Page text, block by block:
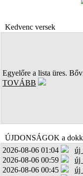
Kedvenc versek
Egyelőre a lista üres.
TOVÁBB
ÚJDONSÁGOK a
2026-08-06 01:04
új
2026-08-06 00:59
új
2026-08-06 00:45
új